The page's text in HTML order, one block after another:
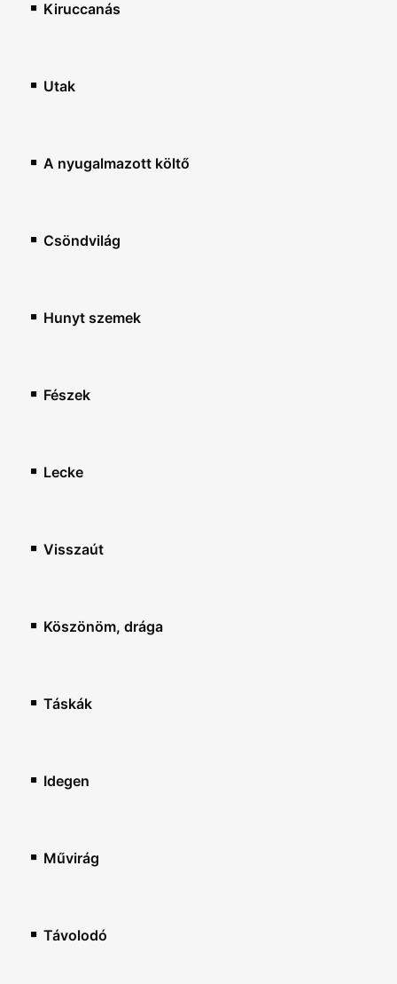
Kiruccanás
Utak
A nyugalmazott költő
Csöndvilág
Hunyt szemek
Fészek
Lecke
Visszaút
Köszönöm, drága
Táskák
Idegen
Művirág
Távolodó